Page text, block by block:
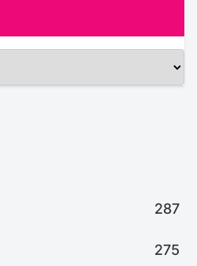
287
275